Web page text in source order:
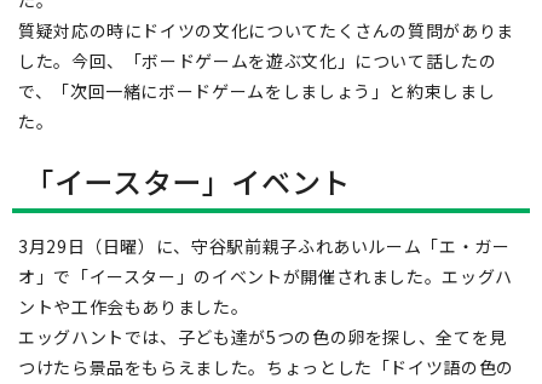
質疑対応の時にドイツの文化についてたくさんの質問がありま
した。今回、「ボードゲームを遊ぶ文化」について話したの
で、「次回一緒にボードゲームをしましょう」と約束しまし
た。
「イースター」イベント
3月29日（日曜）に、守谷駅前親子ふれあいルーム「エ・ガー
オ」で「イースター」のイベントが開催されました。エッグハ
ントや工作会もありました。
エッグハントでは、子ども達が5つの色の卵を探し、全てを見
つけたら景品をもらえました。ちょっとした「ドイツ語の色の